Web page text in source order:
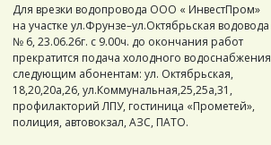
Для врезки водопровода ООО « ИнвестПром»
на участке ул.Фрунзе–ул.Октябрьская водовода
№ 6, 23.06.26г. с 9.00ч. до окончания работ
прекратится подача холодного водоснабжения
следующим абонентам: ул. Октябрьская,
18,20,20а,26, ул.Коммунальная,25,25а,31,
профилакторий ЛПУ, гостиница «Прометей»,
полиция, автовокзал, АЗС, ПАТО.